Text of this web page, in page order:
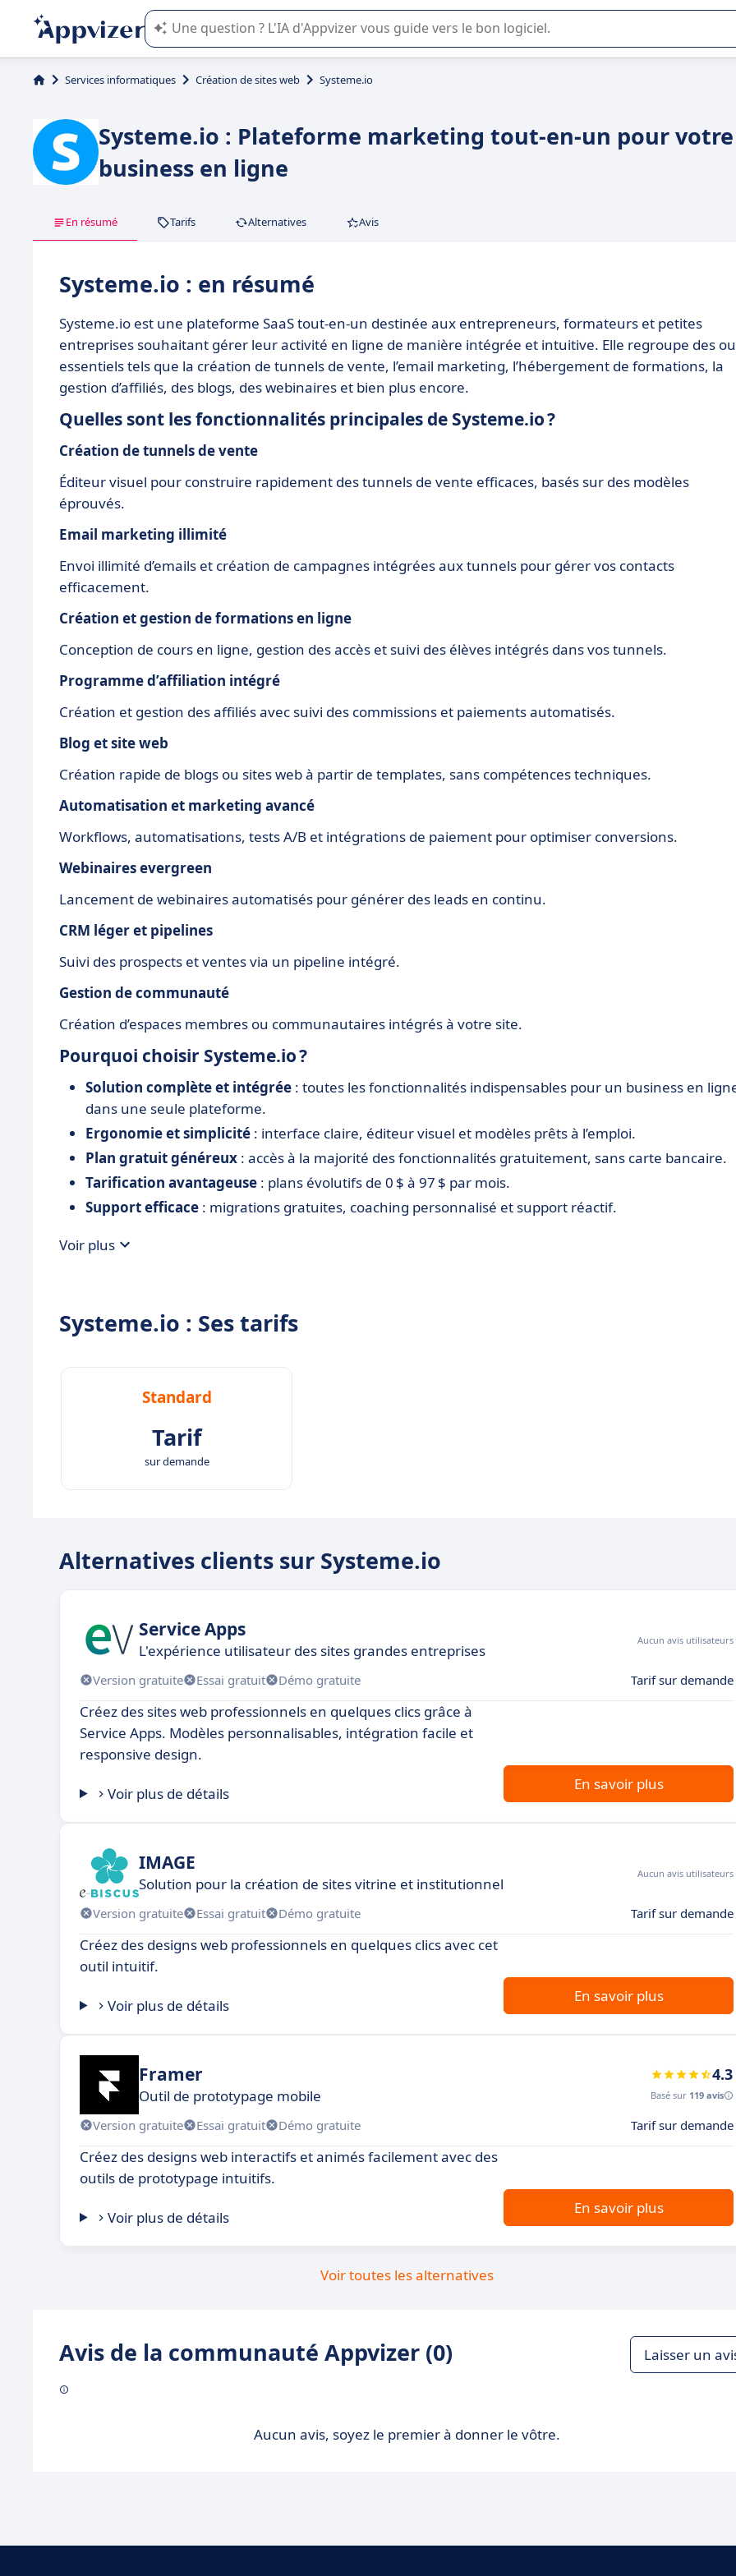
L'IA de Appvizer vous guide dans l'utilisation ou la sélection de logiciel SaaS en entreprise.
Services informatiques Création de sites web Systeme.io
Systeme.io : Plateforme marketing tout‑en‑un pour votre
business en ligne
En résumé Tarifs Alternatives Avis
Systeme.io : en résumé
Systeme.io est une plateforme SaaS tout‑en‑un destinée aux entrepreneurs, formateurs et petites
entreprises souhaitant gérer leur activité en ligne de manière intégrée et intuitive. Elle regroupe des
essentiels tels que la création de tunnels de vente, l’email marketing, l’hébergement de formations, la
gestion d’affiliés, des blogs, des webinaires et bien plus encore.
Quelles sont les fonctionnalités principales de Systeme.io ?
Création de tunnels de vente
Éditeur visuel pour construire rapidement des tunnels de vente efficaces, basés sur des modèles
éprouvés.
Email marketing illimité
Envoi illimité d’emails et création de campagnes intégrées aux tunnels pour gérer vos contacts
efficacement.
Création et gestion de formations en ligne
Conception de cours en ligne, gestion des accès et suivi des élèves intégrés dans vos tunnels.
Programme d’affiliation intégré
Création et gestion des affiliés avec suivi des commissions et paiements automatisés.
Blog et site web
Création rapide de blogs ou sites web à partir de templates, sans compétences techniques.
Automatisation et marketing avancé
Workflows, automatisations, tests A/B et intégrations de paiement pour optimiser conversions.
Webinaires evergreen
Lancement de webinaires automatisés pour générer des leads en continu.
CRM léger et pipelines
Suivi des prospects et ventes via un pipeline intégré.
Gestion de communauté
Création d’espaces membres ou communautaires intégrés à votre site.
Pourquoi choisir Systeme.io ?
Solution complète et intégrée : toutes les fonctionnalités indispensables pour un business en
dans une seule plateforme.
Ergonomie et simplicité : interface claire, éditeur visuel et modèles prêts à l’emploi.
Plan gratuit généreux : accès à la majorité des fonctionnalités gratuitement, sans carte bancaire.
Tarification avantageuse : plans évolutifs de 0 $ à 97 $ par mois.
Support efficace : migrations gratuites, coaching personnalisé et support réactif.
Voir plus
Systeme.io : Ses tarifs
Standard
Tarif
sur demande
Alternatives clients sur Systeme.io
Service Apps
L'expérience utilisateur des sites grandes entreprises
Aucun avis utilisateurs
Version gratuite Essai gratuit Démo gratuite Tarif sur demande
Créez des sites web professionnels en quelques clics grâce à
Service Apps. Modèles personnalisables, intégration facile et
responsive design.
Voir plus de détails
En savoir plus
IMAGE
Solution pour la création de sites vitrine et institutionnel
Aucun avis utilisateurs
Version gratuite Essai gratuit Démo gratuite Tarif sur demande
Créez des designs web professionnels en quelques clics avec cet
outil intuitif.
Voir plus de détails
En savoir plus
Framer
Outil de prototypage mobile
4.3
Basé sur 119 avis
Version gratuite Essai gratuit Démo gratuite Tarif sur demande
Créez des designs web interactifs et animés facilement avec des
outils de prototypage intuitifs.
Voir plus de détails
En savoir plus
Voir toutes les alternatives
Avis de la communauté Appvizer (0) Laisser un
Aucun avis, soyez le premier à donner le vôtre.